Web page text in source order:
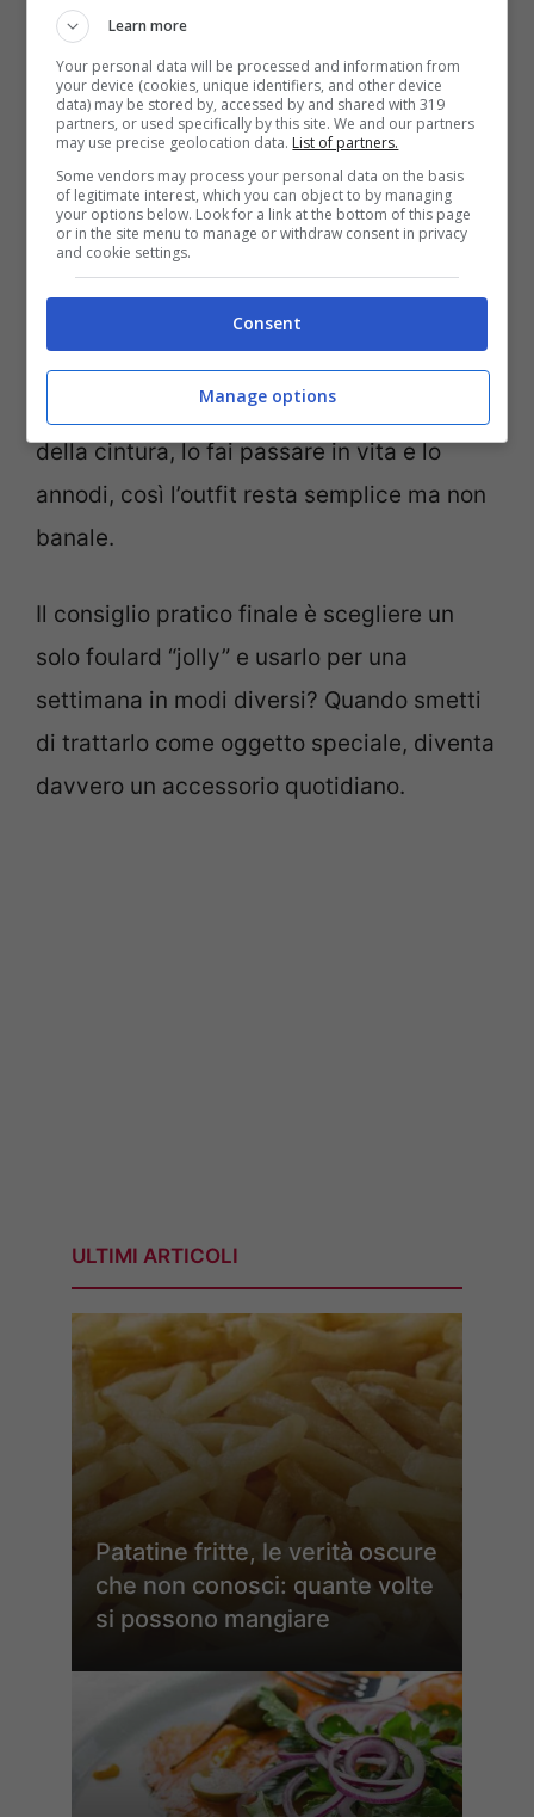
indossi tutto neutro: lo arrotoli stretto e fai
un nodo piccolo, come un bracciale. E sulla
borsa è un classico che non stanca: legalo
alla maniglia, ma in modo non simmetrico,
così sembra più naturale.
Se vuoi un uso più “stile”, c’è ilfoulard-
: serve uno lungo, lo infili nei
passanti e lo annodi davanti, morbido.
Infine, il mio preferito con il trench: invece
della cintura, lo fai passare in vita e lo
annodi, così l’outfit resta semplice ma non
banale.
Il consiglio pratico finale è scegliere un
solo foulard “jolly” e usarlo per una
settimana in modi diversi? Quando smetti
di trattarlo come oggetto speciale, diventa
davvero un accessorio quotidiano.
ULTIMI ARTICOLI
Patatine fritte, le verità oscure
che non conosci: quante volte
si possono mangiare
Learn more
Your personal data will be processed and information from
your device (cookies, unique identifiers, and other device
data) may be stored by, accessed by and shared with 319
partners, or used specifically by this site. We and our partners
may use precise geolocation data. List of partners.
Some vendors may process your personal data on the basis
of legitimate interest, which you can object to by managing
your options below. Look for a link at the bottom of this page
or in the site menu to manage or withdraw consent in privacy
and cookie settings.
Consent
Manage options